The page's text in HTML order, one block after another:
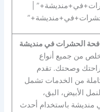
|
الحشرات في منديشة
من جميع أنواع
راحتك وصحتك. تقدم
من الخدمات تشمل
الأبيض، البق،
منديشة باستخدام أحدث